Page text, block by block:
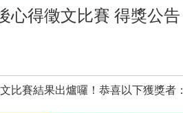
心得徵文比賽 得獎公告
比賽結果出爐囉！恭喜以下獲獎者：